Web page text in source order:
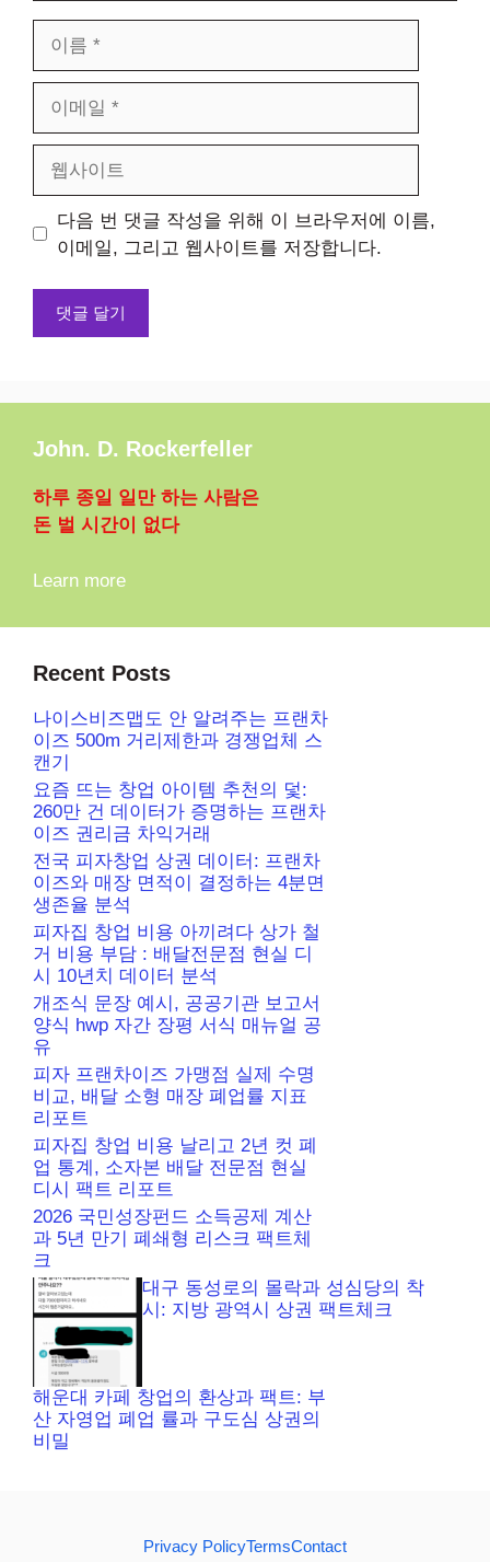
일
트
다음 번 댓글 작성을 위해 이 브라우저에 이름,
이메일, 그리고 웹사이트를 저장합니다.
John. D. Rockerfeller
하루 종일 일만 하는 사람은
돈 벌 시간이 없다
Learn more
Recent Posts
나이스비즈맵도 안 알려주는 프랜차
이즈 500m 거리제한과 경쟁업체 스
캔기
요즘 뜨는 창업 아이템 추천의 덫:
260만 건 데이터가 증명하는 프랜차
이즈 권리금 차익거래
전국 피자창업 상권 데이터: 프랜차
이즈와 매장 면적이 결정하는 4분면
생존율 분석
피자집 창업 비용 아끼려다 상가 철
거 비용 부담 : 배달전문점 현실 디
시 10년치 데이터 분석
개조식 문장 예시, 공공기관 보고서
양식 hwp 자간 장평 서식 매뉴얼 공
유
피자 프랜차이즈 가맹점 실제 수명
비교, 배달 소형 매장 폐업률 지표
리포트
피자집 창업 비용 날리고 2년 컷 폐
업 통계, 소자본 배달 전문점 현실
디시 팩트 리포트
2026 국민성장펀드 소득공제 계산
과 5년 만기 폐쇄형 리스크 팩트체
크
대구 동성로의 몰락과 성심당의 착
시: 지방 광역시 상권 팩트체크
해운대 카페 창업의 환상과 팩트: 부
산 자영업 폐업 률과 구도심 상권의
비밀
Privacy PolicyTermsContact